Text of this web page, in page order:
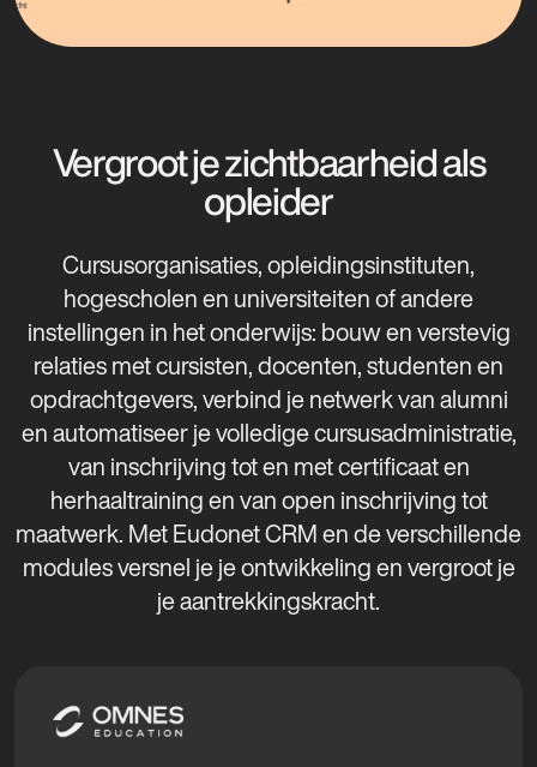
Vergroot je zichtbaarheid als
opleider
Cursusorganisaties, opleidingsinstituten,
hogescholen en universiteiten of andere
instellingen in het onderwijs: bouw en verstevig
relaties met cursisten, docenten, studenten en
opdrachtgevers, verbind je netwerk van alumni
en automatiseer je volledige cursusadministratie,
van inschrijving tot en met certificaat en
herhaaltraining en van open inschrijving tot
maatwerk. Met Eudonet CRM en de verschillende
modules versnel je je ontwikkeling en vergroot je
je aantrekkingskracht.